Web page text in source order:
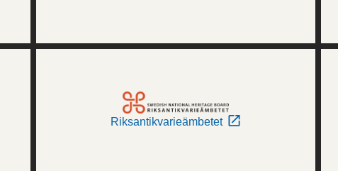
Riksantikvarieämbetet